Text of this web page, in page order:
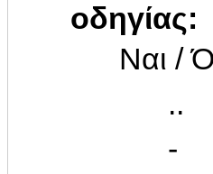
οδηγίας:
Ναι /
..
-